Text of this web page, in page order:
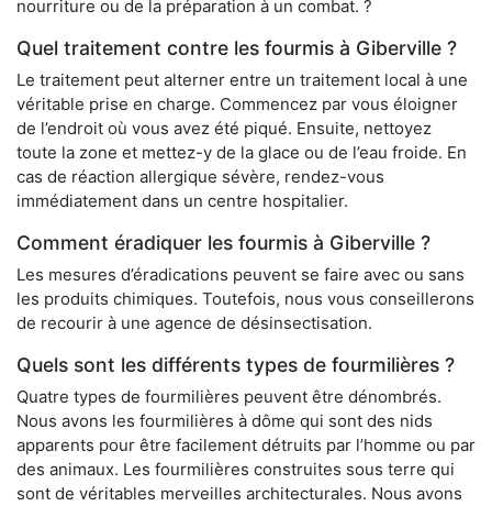
nourriture ou de la préparation à un combat. ?
Quel traitement contre les fourmis à Giberville ?
Le traitement peut alterner entre un traitement local à une
véritable prise en charge. Commencez par vous éloigner
de l’endroit où vous avez été piqué. Ensuite, nettoyez
toute la zone et mettez-y de la glace ou de l’eau froide. En
cas de réaction allergique sévère, rendez-vous
immédiatement dans un centre hospitalier.
Comment éradiquer les fourmis à Giberville ?
Les mesures d’éradications peuvent se faire avec ou sans
les produits chimiques. Toutefois, nous vous conseillerons
de recourir à une agence de désinsectisation.
Quels sont les différents types de fourmilières ?
Quatre types de fourmilières peuvent être dénombrés.
Nous avons les fourmilières à dôme qui sont des nids
apparents pour être facilement détruits par l’homme ou par
des animaux. Les fourmilières construites sous terre qui
sont de véritables merveilles architecturales. Nous avons